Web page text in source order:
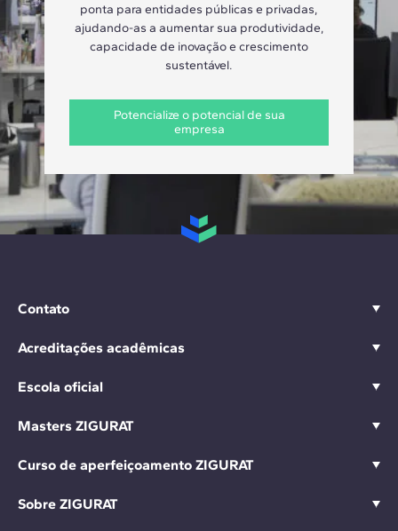
ponta para entidades públicas e privadas,
ajudando-as a aumentar sua produtividade,
capacidade de inovação e crescimento
sustentável.
Potencialize o potencial de sua
empresa
Contato
Acreditações acadêmicas
Escola oficial
Masters ZIGURAT
Curso de aperfeiçoamento ZIGURAT
Sobre ZIGURAT